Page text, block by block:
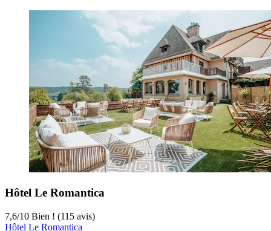
Hôtel Le Romantica
7,6/10 Bien ! (115 avis)
Hôtel Le Romantica